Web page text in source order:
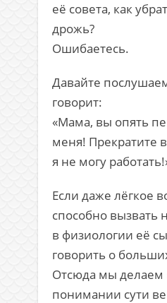
её совета, как
дрожь?
Ошибаетесь.
Давайте
говорит:
«Мама, вы опять
меня! Прекратите
я не могу
Если даже лёгкое
способно вызвать
в физиологии её
говорить о
Отсюда мы
понимании сути